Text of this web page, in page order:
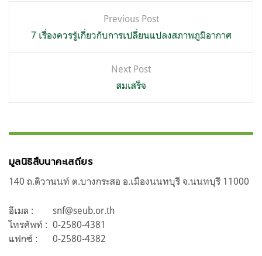
เรื่อง
Previous Post
7 เรื่องควรรู้เกี่ยวกับการเปลี่ยนแปลงสภาพภูมิอากาศ
Next Post
สมเสร็จ
มูลนิธิสืบนาคะเสถียร
140 ถ.ติวานนท์ ต.บางกระสอ อ.เมืองนนทบุรี จ.นนทบุรี 11000
อีเมล :
snf@seub.or.th
โทรศัพท์ : 0-2580-4381
แฟกซ์ :
0-2580-4382